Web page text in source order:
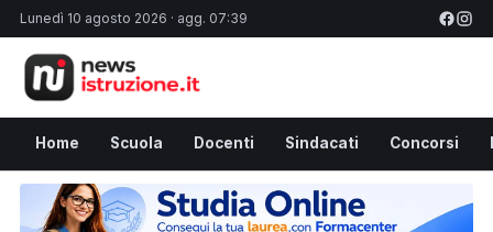
Lunedì 10 agosto 2026 · agg. 07:39
Home Scuola Docenti Sindacati Concorsi